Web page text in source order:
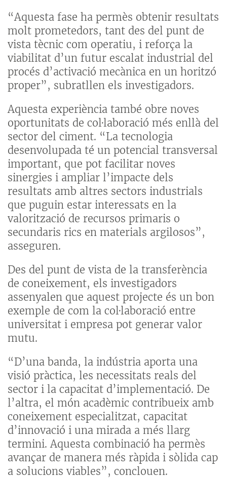
“Aquesta fase ha permès obtenir resultats
molt prometedors, tant des del punt de
vista tècnic com operatiu, i reforça la
viabilitat d’un futur escalat industrial del
procés d’activació mecànica en un horitzó
proper”, subratllen els investigadors.
Aquesta experiència també obre noves
oportunitats de col·laboració més enllà del
sector del ciment. “La tecnologia
desenvolupada té un potencial transversal
important, que pot facilitar noves
sinergies i ampliar l’impacte dels
resultats amb altres sectors industrials
que puguin estar interessats en la
valorització de recursos primaris o
secundaris rics en materials argilosos”,
asseguren.
Des del punt de vista de la transferència
de coneixement, els investigadors
assenyalen que aquest projecte és un bon
exemple de com la col·laboració entre
universitat i empresa pot generar valor
mutu.
“D’una banda, la indústria aporta una
visió pràctica, les necessitats reals del
sector i la capacitat d’implementació. De
l’altra, el món acadèmic contribueix amb
coneixement especialitzat, capacitat
d’innovació i una mirada a més llarg
termini. Aquesta combinació ha permès
avançar de manera més ràpida i sòlida cap
a solucions viables”, conclouen.